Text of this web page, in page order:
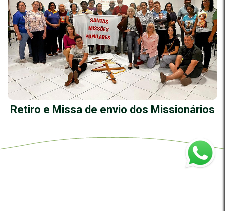
Retiro e Missa de envio dos Missionários